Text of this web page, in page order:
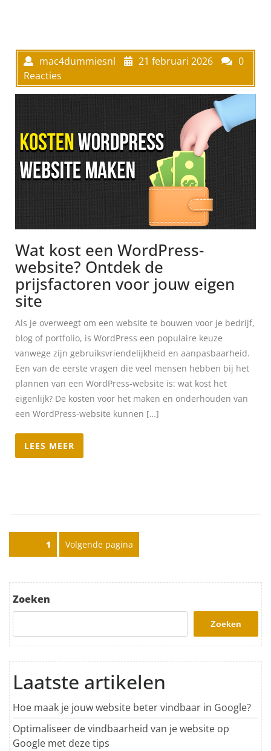
mac4dummiesnl 21 februari 2026
0
Reacties
Wat kost een WordPress-
website? Ontdek de
prijsfactoren voor jouw eigen
site
Als je overweegt om een website te bouwen voor je bedrijf,
blog of portfolio, is WordPress een populaire keuze
vanwege zijn gebruiksvriendelijkheid en aanpasbaarheid.
Een van de eerste vragen die veel mensen hebben bij het
plannen van een WordPress-website is: wat kost het
eigenlijk? De kosten voor het maken en onderhouden van
een WordPress-website kunnen […]
LEES MEER
Posts pagination
Pagina1 Volgende pagina
Zoeken
Zoeken
Laatste artikelen
Hoe maak je jouw website beter vindbaar in Google?
Optimaliseer de vindbaarheid van je website op
Google met deze tips